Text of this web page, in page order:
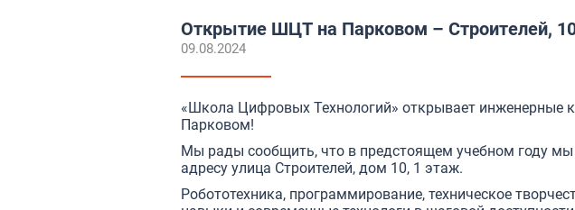
Открытие ШЦТ на Парковом – Строителей,
09.08.2024
«Школа Цифровых Технологий» открывает инженерные
Парковом!
Мы рады сообщить, что в предстоящем учебном году мы
адресу улица Строителей, дом 10, 1 этаж.
Робототехника, программирование, техническое